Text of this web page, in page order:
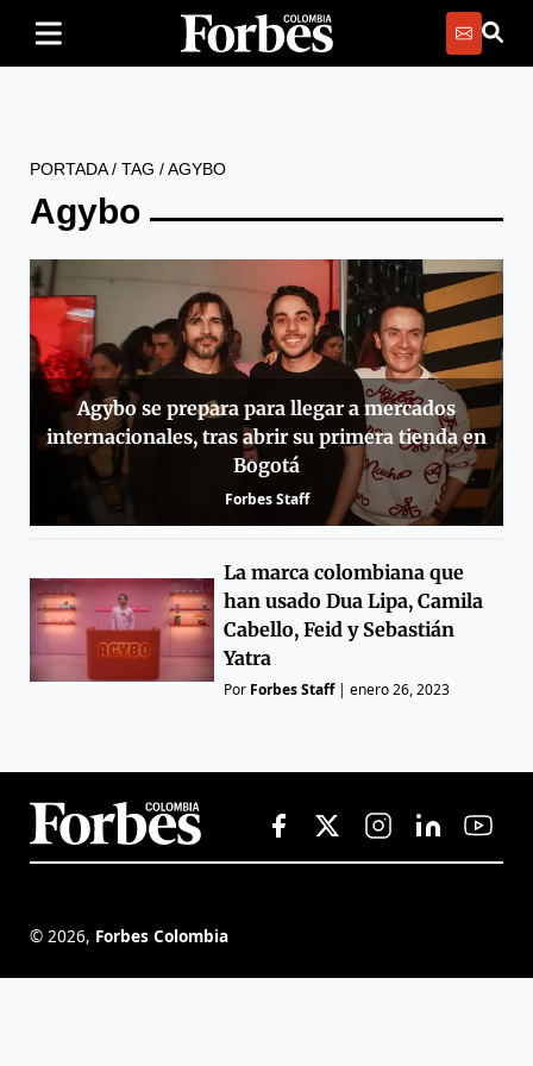
PORTADA/ TAG /AGYBO
Agybo
Agybo se prepara para llegar a mercados
internacionales, tras abrir su primera tienda en
Bogotá
Forbes Staff
La marca colombiana que
han usado Dua Lipa, Camila
Cabello, Feid y Sebastián
Yatra
Por Forbes Staff|enero 26, 2023
© 2026, Forbes Colombia